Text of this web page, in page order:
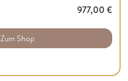
977,00 €
Zum Shop